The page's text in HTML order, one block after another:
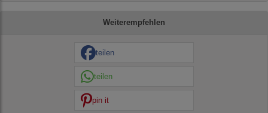
Weiterempfehlen
teilen
teilen
pin it